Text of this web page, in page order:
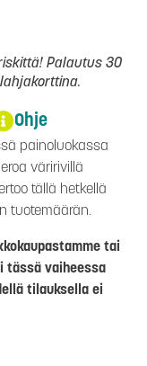
Palautus 30
Ohje
painoluokassa
väririvillä
tällä hetkellä
tuotemäärän.
tai
tässä vaiheessa
tilauksella ei